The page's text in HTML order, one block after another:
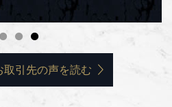
取引先の声を読む